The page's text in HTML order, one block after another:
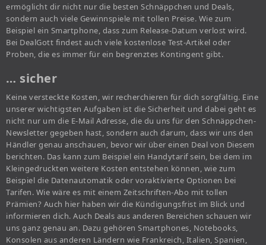
ermöglicht dir nicht nur die besten Schnäppchen und Deals,
sondern auch viele Gewinnspiele mit tollen Preise. Wie zum
Beispiel ein Smartphone, dass zum Release-Datum verlost wird.
Bei DealGott findest auch viele kostenlose Test-Artikel oder
Proben, die es immer für ein begrenztes Kontingent gibt.
… sicher
Keine versteckte Kosten, wir recherchieren für dich sorgfältig. Eine
unserer wichtigsten Aufgaben ist die Sicherheit und dabei geht es
nicht nur um die E-Mail Adresse, die du uns für den Schnäppchen-
Newsletter gegeben hast, sondern auch darum, dass wir uns den
Händler genau anschauen, bevor wir über einen Deal von Diesem
berichten. Das kann zum Beispiel ein Handytarif sein, bei dem im
Kleingedruckten weitere Kosten entstehen können, wie zum
Beispiel die Datenautomatik oder voraktivierte Optionen bei
Tarifen. Wie wäre es mit einem Zeitschriften-Abo mit tollen
Prämien? Auch hier haben wir die Kündigungsfrist im Blick und
informieren dich. Auch Deals aus anderen Bereichen schauen wir
uns ganz genau an. Dazu gehören Smartphones, Notebooks,
Konsolen aus anderen Ländern wie Frankreich, Italien, Spanien,